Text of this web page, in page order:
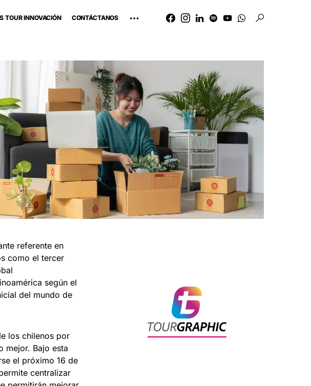
TOUR INNOVACIÓN CONTÁCTANOS
referente en
como el tercer
según el
del mundo de
los chilenos por
mejor. Bajo esta
el próximo 16 de
centralizar